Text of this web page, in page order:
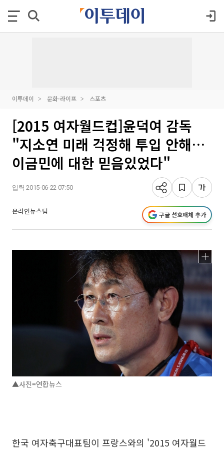
이투데이 문화·라이프 스포츠
[2015 여자월드컵]윤덕여 감독
"지소연 미래 걱정해 투입 안해…
이금민에 대한 믿음있었다"
입력 2015-06-22 07:50
온라인뉴스팀 구글 선호매체 추가
▲사진=연합뉴스
한국 여자축구대표팀이 프랑스와의 '2015 여자월드